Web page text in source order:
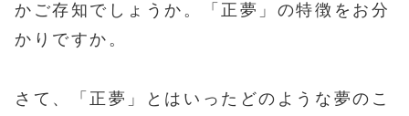
かご存知でしょうか。「正夢」の特徴をお分
かりですか。
さて、「正夢」とはいったどのような夢のこ